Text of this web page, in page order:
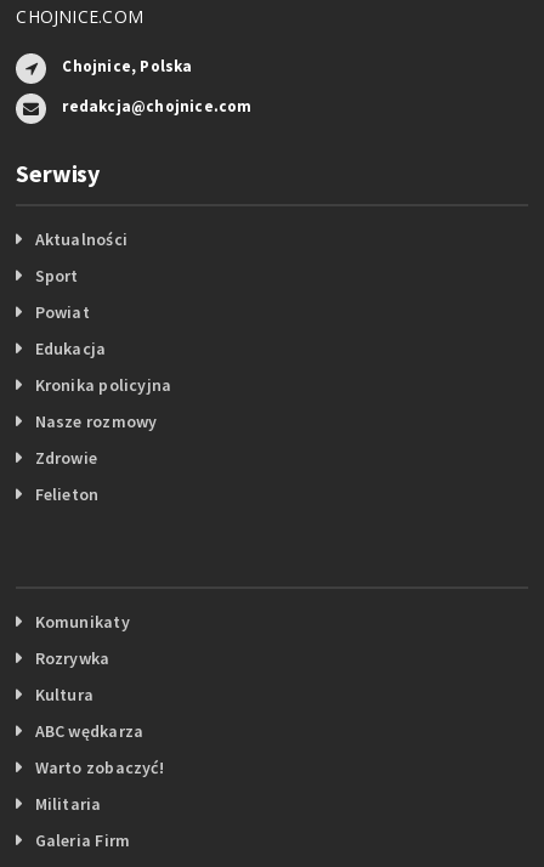
CHOJNICE.COM
Chojnice, Polska
redakcja@chojnice.com
Serwisy
Aktualności
Sport
Powiat
Edukacja
Kronika policyjna
Nasze rozmowy
Zdrowie
Felieton
Komunikaty
Rozrywka
Kultura
ABC wędkarza
Warto zobaczyć!
Militaria
Galeria Firm